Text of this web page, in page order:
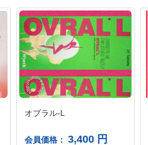
オブラル-L
会員価格： 3,400 円